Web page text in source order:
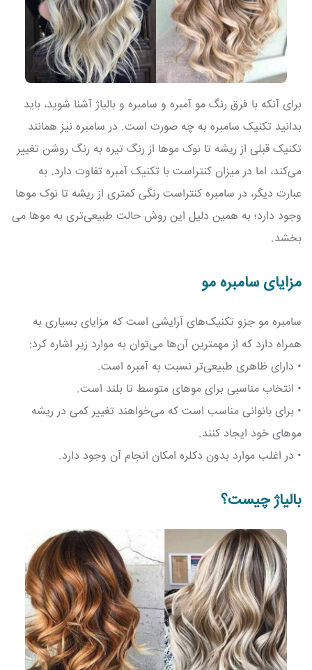
برای آنکه با فرق رنگ مو آمبره و سامبره و بالیاژ آشنا شوید، باید
بدانید تکنیک سامبره به چه صورت است. در سامبره نیز همانند
تکنیک قبلی از ریشه تا نوک موها از رنگ تیره به رنگ روشن تغییر
می‌کند، اما در میزان کنتراست با تکنیک آمبره تفاوت دارد. به
عبارت دیگر، در سامبره کنتراست رنگی کمتری از ریشه تا نوک موها
وجود دارد؛ به همین دلیل این روش حالت طبیعی‌تری به موها می
بخشد.
مزایای سامبره مو
سامبره مو جزو تکنیک‌های آرایشی است که مزایای بسیاری به
همراه دارد که از مهمترین آن‌ها می‌توان به موارد زیر اشاره کرد:
• دارای ظاهری طبیعی‌تر نسبت به آمبره است.
• انتخاب مناسبی برای موهای متوسط تا بلند است.
• برای بانوانی مناسب است که می‌خواهند تغییر کمی در ریشه
موهای خود ایجاد کنند.
• در اغلب موارد بدون دکلره امکان انجام آن وجود دارد.
بالیاژ چیست؟